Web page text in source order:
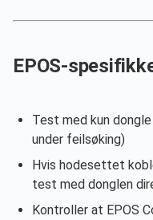
EPOS-
Test med kun
under feilsøking)
Hvis hodesettet
test med donglen
Kontroller at EPOS